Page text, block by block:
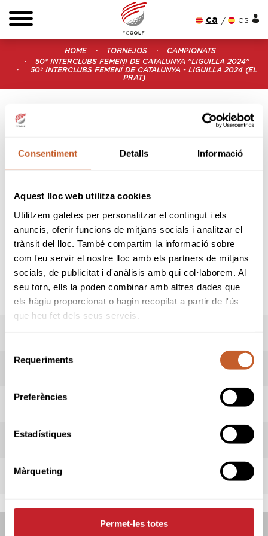
Consentiment Detalls Informació
Aquest lloc web utilitza cookies
Utilitzem galetes per personalitzar el contingut i els
anuncis, oferir funcions de mitjans socials i analitzar el
trànsit del lloc. També compartim la informació sobre
com feu servir el nostre lloc amb els partners de mitjans
socials, de publicitat i d'anàlisis amb qui col·laborem. Al
seu torn, ells la poden combinar amb altres dades que
els hàgiu proporcionat o hagin recopilat a partir de l'ús
que heu fet dels seus serveis.
Requeriments
Preferències
Estadístiques
Màrqueting
Permet-les totes
ca es
HOME TORNEJOS
CAMPIONATS
50º INTERCLUBS FEMENI DE CATALUNYA "LIGUILLA 2024"
50º INTERCLUBS FEMENÍ DE CATALUNYA - LIGUILLA 2024 (EL
PRAT)
50º INTERCLUBS FEMENÍ
LIGUILLA 2024 (EL PRAT)
Seu: Real Club de Golf El Prat
Data fi: 21-03-2024
Modalitat: Equips
Tipus: Obert
REGLES LOCALS
TERMES DE LA COMPETICIÓ